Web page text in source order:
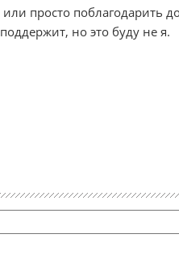
просто поблагодарить
но это буду не я.